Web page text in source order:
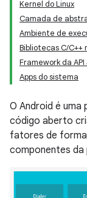
Kernel do Linux
Camada de
Ambiente de
Bibliotecas C/C++
Framework da API
Apps do sistema
O Android é uma
código aberto
fatores de
componentes